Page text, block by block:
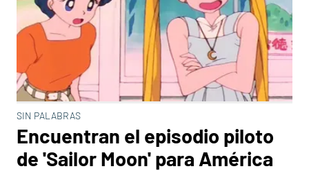
SIN PALABRAS
Encuentran el episodio piloto
de 'Sailor Moon' para América